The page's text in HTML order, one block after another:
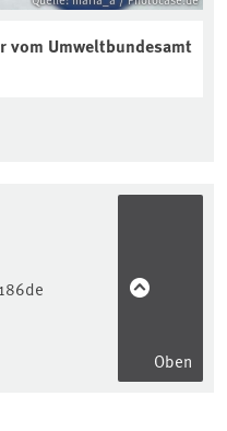
vom Umweltbundesamt
Oben